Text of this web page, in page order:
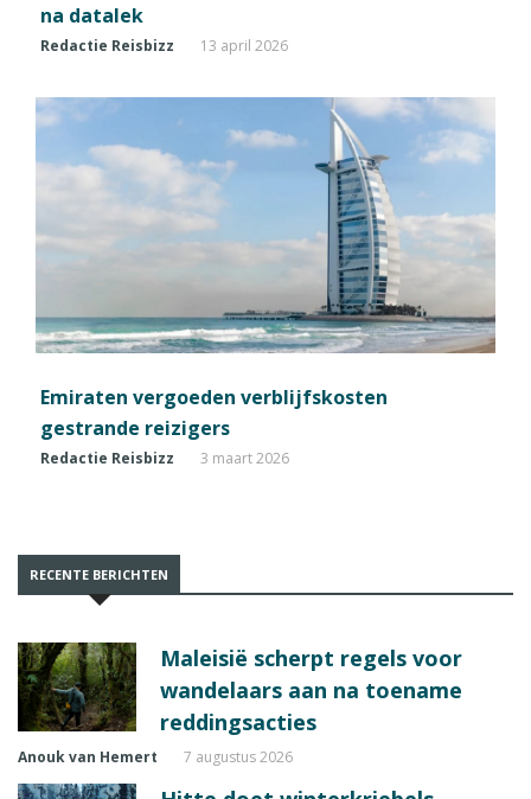
na datalek
Redactie Reisbizz 13 april 2026
Emiraten vergoeden verblijfskosten
gestrande reizigers
Redactie Reisbizz 3 maart 2026
RECENTE BERICHTEN
Maleisië scherpt regels voor
wandelaars aan na toename
reddingsacties
Anouk van Hemert 7 augustus 2026